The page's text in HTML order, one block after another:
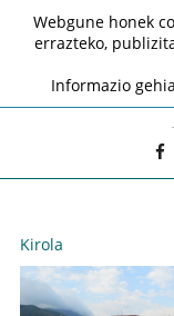
Kirola
Webgune honek
errazteko,
Informazio